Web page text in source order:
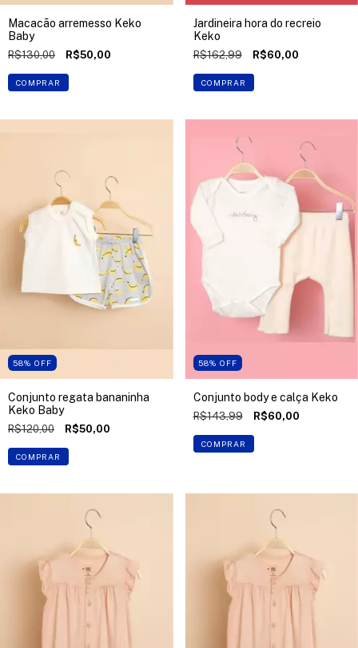
Macacão arremesso Keko
Baby
R$130,00 R$50,00
COMPRAR
Jardineira hora do recreio
Keko
R$162,99 R$60,00
COMPRAR
58% OFF
Conjunto regata bananinha
Keko Baby
R$120,00 R$50,00
COMPRAR
58% OFF
Conjunto body e calça Keko
R$143,99 R$60,00
COMPRAR